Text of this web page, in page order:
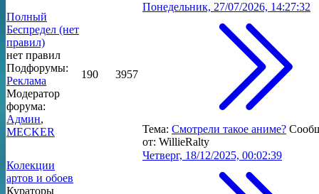
Полный
Беспредел (нет
правил)
нет правил
Подфорумы:
Реклама
Модератор
форума:
Админ,
MECKER
190 3957
Понедельник, 27/07/2026, 14:27:32
Тема: Смотрели такое аниме?
от: WillieRalty
Колекции
артов и обоев
Кураторы
Четверг, 18/12/2025, 00:02:39